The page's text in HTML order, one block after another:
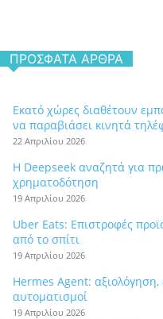
ΠΡΌΣΦΑΤΑ ΆΡΘΡΑ
Εκατό χώρες διαθέτουν
να παραβιάσει κινητά
22 Απριλίου 2026
Η Deepseek αναζητά για
χρηματοδότηση
19 Απριλίου 2026
Uber Eats: Επιστροφές
από το σπίτι
19 Απριλίου 2026
Hermes Agent:
αυτοματισμοί
19 Απριλίου 2026